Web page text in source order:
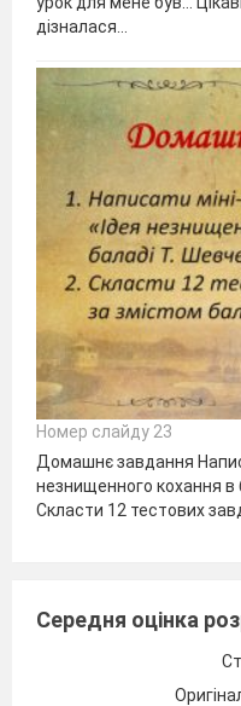
дізналася…
Номер слайду 23
Домашнє завдання
незнищенного кохання в
Скласти 12 тестових
Середня оцінка